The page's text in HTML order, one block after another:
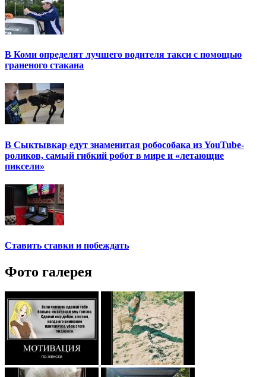
В Коми определят лучшего водителя такси с помощью
граненого стакана
В Сыктывкар едут знаменитая робособака из YouTube-
роликов, самый гибкий робот в мире и «летающие
пиксели»
Ставить ставки и побеждать
Фото галерея